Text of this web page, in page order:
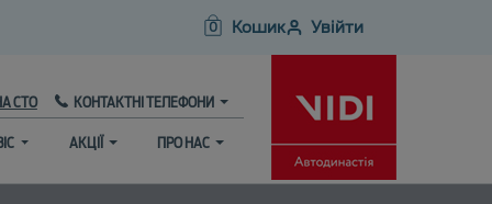
Увійти
0 Кошик
СТО КОНТАКТНІ ТЕЛЕФОНИ
АКЦІЇ ПРО НАС